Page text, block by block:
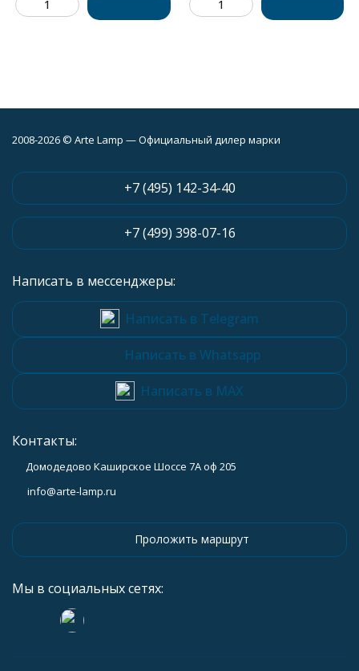
2008-2026 © Arte Lamp — Официальный дилер марки
+7 (495) 142-34-40
+7 (499) 398-07-16
Написать в мессенджеры:
Написать в Telegram
Написать в Whatsapp
Написать в MAX
Контакты:
Домодедово Каширское Шоссе 7А оф 205
info@arte-lamp.ru
Проложить маршрут
Мы в социальных сетях: